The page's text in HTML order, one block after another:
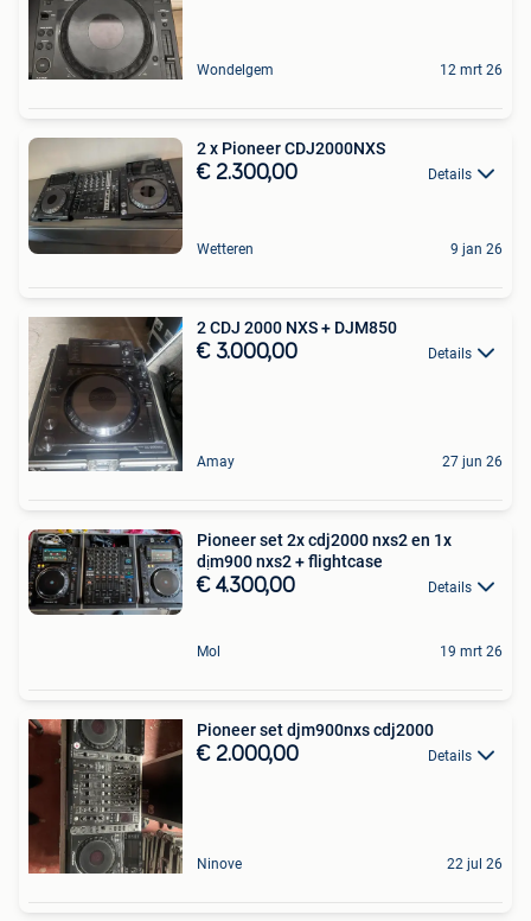
Wondelgem 12 mrt 26
2 x Pioneer CDJ2000NXS
€ 2.300,00 Details
Wetteren 9 jan 26
2 CDJ 2000 NXS + DJM850
€ 3.000,00 Details
Amay 27 jun 26
Pioneer set 2x cdj2000 nxs2 en 1x
dịm900 nxs2 + flightcase
€ 4.300,00 Details
Mol 19 mrt 26
Pioneer set djm900nxs cdj2000
€ 2.000,00 Details
Ninove 22 jul 26